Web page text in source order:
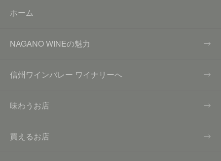
ホーム
NAGANO WINEの魅力
信州ワインバレー ワイナリーへ
味わうお店
買えるお店